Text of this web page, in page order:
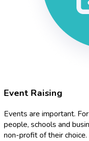
Event Raising
Events are important.
people, schools and
non-profit of their choice.